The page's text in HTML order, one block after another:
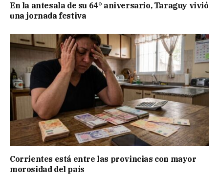
En la antesala de su 64° aniversario, Taraguy vivió
una jornada festiva
Corrientes está entre las provincias con mayor
morosidad del país